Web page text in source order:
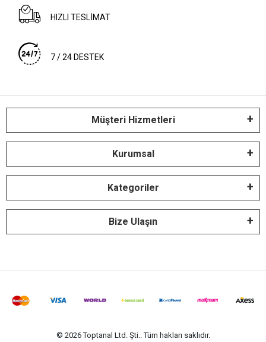
HIZLI TESLİMAT
7 / 24 DESTEK
Müşteri Hizmetleri
Kurumsal
Kategoriler
Bize Ulaşın
© 2026 Toptanal Ltd. Şti.. Tüm hakları saklıdır.